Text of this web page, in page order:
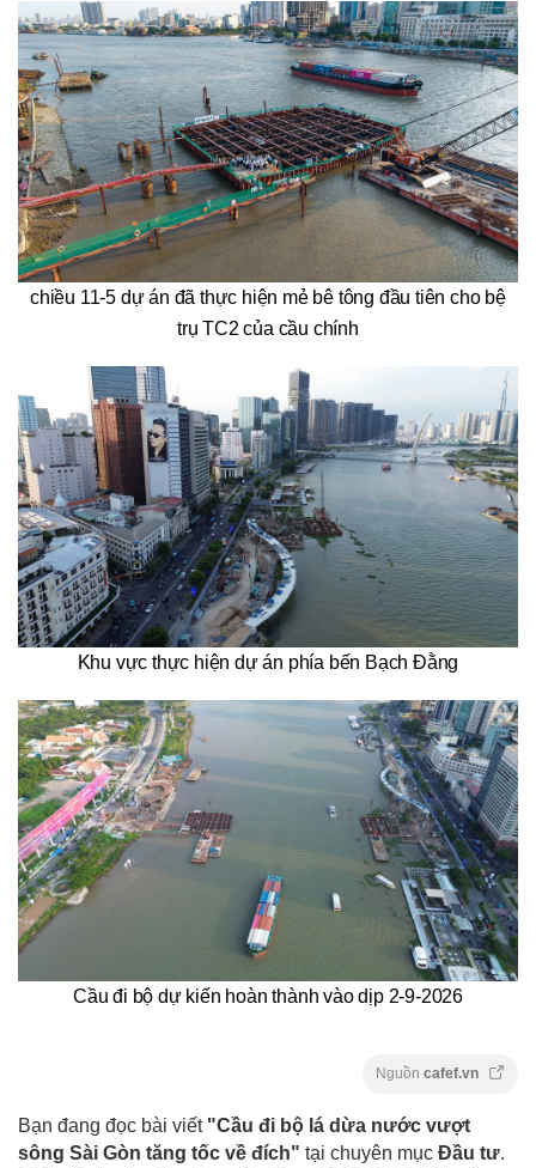
chiều 11-5 dự án đã thực hiện mẻ bê tông đầu tiên cho bệ
trụ TC2 của cầu chính
Khu vực thực hiện dự án phía bến Bạch Đằng
Cầu đi bộ dự kiến hoàn thành vào dịp 2-9-2026
Nguồn cafef.vn
Bạn đang đọc bài viết "Cầu đi bộ lá dừa nước vượt
sông Sài Gòn tăng tốc về đích" tại chuyên mục Đầu tư.